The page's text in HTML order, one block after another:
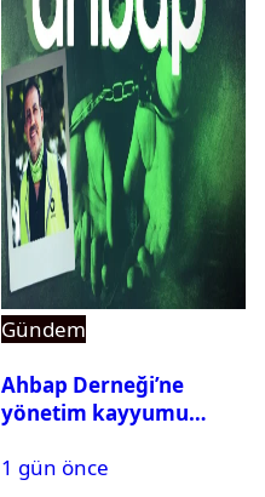
Gündem
Ahbap Derneği’ne
yönetim kayyumu
açıldı
1 gün önce